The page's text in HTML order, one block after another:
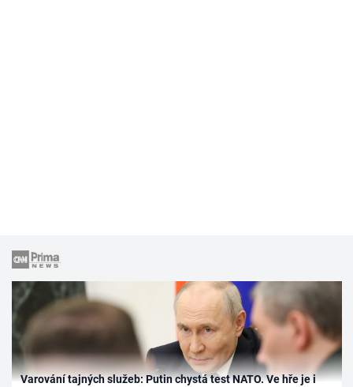
Varování tajných služeb: Putin chystá test NATO. Ve hře je i